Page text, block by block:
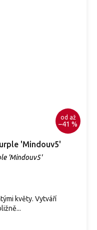
od až
–41 %
'Mindouv5'
'Mindouv5'
květy. Vytváří